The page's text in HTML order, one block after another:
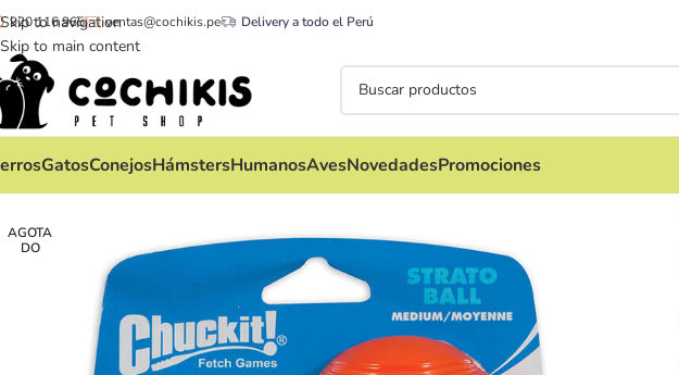
Skip to navigation
Skip to main content
920 116 965 ventas@cochikis.pe Delivery a todo el Perú
GatosConejosHámstersHumanosAvesNovedadesPromociones
AGOTA
DO